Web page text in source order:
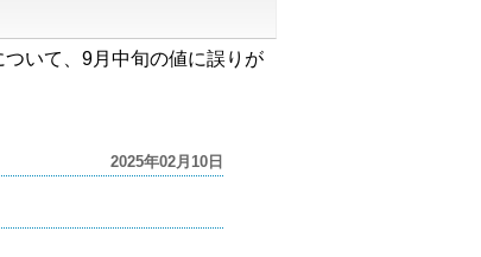
いて、9月中旬の値に誤りが
2025年02月10日